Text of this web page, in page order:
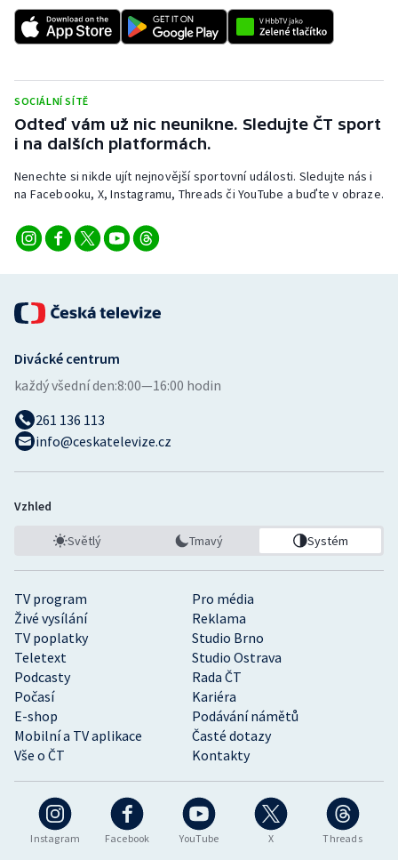
Sportovní střelba
Stolní tenis
Triatlon
Vodní slalom
Volejbal
SOCIÁLNÍ SÍTĚ
Odteď vám už nic neunikne. Sledujte ČT sport
i na dalších platformách.
Nenechte si nikde ujít nejnovější sportovní události. Sledujte nás i
na Facebooku, X, Instagramu, Threads či YouTube a buďte v obraze.
Instagram Facebook YouTube X Threads
TV program
Pro média
Živé vysílání
Reklama
TV poplatky
Studio Brno
Teletext
Studio Ostrava
Podcasty
Rada ČT
Počasí
Kariéra
E-shop
Podávání námětů
Mobilní a TV aplikace
Časté dotazy
Vše o ČT
Kontakty
Divácké centrum
každý všední den:8:00—16:00 hodin
261 136 113
info@ceskatelevize.cz
Vzhled
Světlý Tmavý Systém